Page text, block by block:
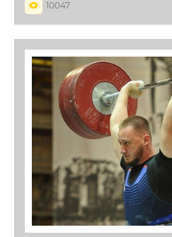
10047